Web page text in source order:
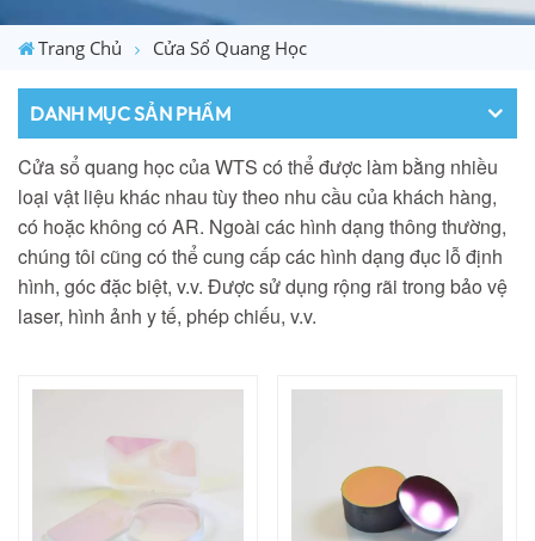
Trang Chủ Cửa Sổ Quang Học
DANH MỤC SẢN PHẨM
Cửa sổ quang học của WTS có thể được làm bằng nhiều
loại vật liệu khác nhau tùy theo nhu cầu của khách hàng,
có hoặc không có AR. Ngoài các hình dạng thông thường,
chúng tôi cũng có thể cung cấp các hình dạng đục lỗ định
hình, góc đặc biệt, v.v. Được sử dụng rộng rãi trong bảo vệ
laser, hình ảnh y tế, phép chiếu, v.v.